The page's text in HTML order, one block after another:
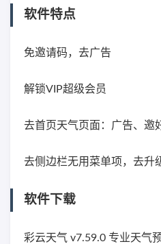
软件特点
免邀请码，去广告
解锁VIP超级会员
去首页天气页面：广告、邀
去侧边栏无用菜单项，去升
软件下载
彩云天气 v7.59.0 专业天气